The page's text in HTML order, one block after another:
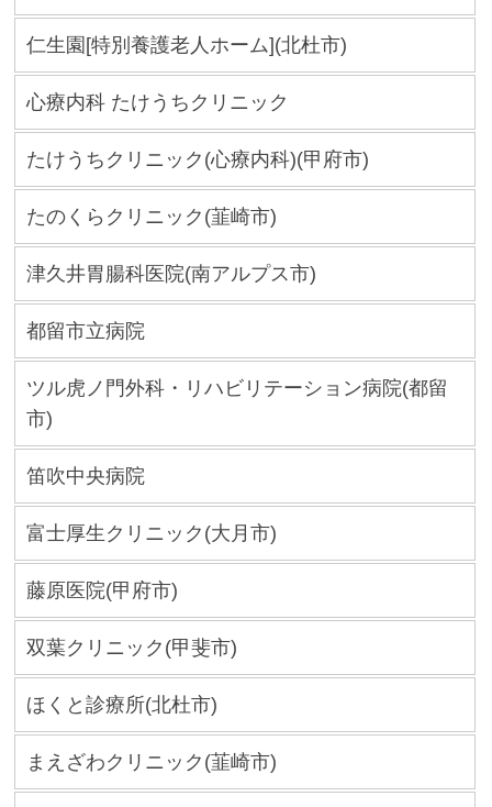
仁生園[特別養護老人ホーム](北杜市)
心療内科 たけうちクリニック
たけうちクリニック(心療内科)(甲府市)
たのくらクリニック(韮崎市)
津久井胃腸科医院(南アルプス市)
都留市立病院
ツル虎ノ門外科・リハビリテーション病院(都留
市)
笛吹中央病院
富士厚生クリニック(大月市)
藤原医院(甲府市)
双葉クリニック(甲斐市)
ほくと診療所(北杜市)
まえざわクリニック(韮崎市)